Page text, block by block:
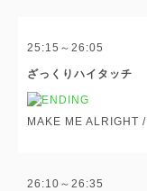
25:15～26:05
ざっくりハイタッチ
MAKE ME ALRIGHT /
26:10～26:35